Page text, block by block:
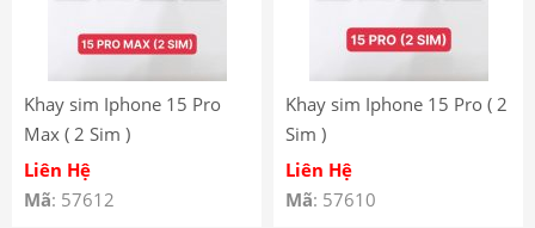
Khay sim Iphone 15 Pro
Max ( 2 Sim )
Liên Hệ
Mã: 57612
Khay sim Iphone 15 Pro ( 2
Sim )
Liên Hệ
Mã: 57610